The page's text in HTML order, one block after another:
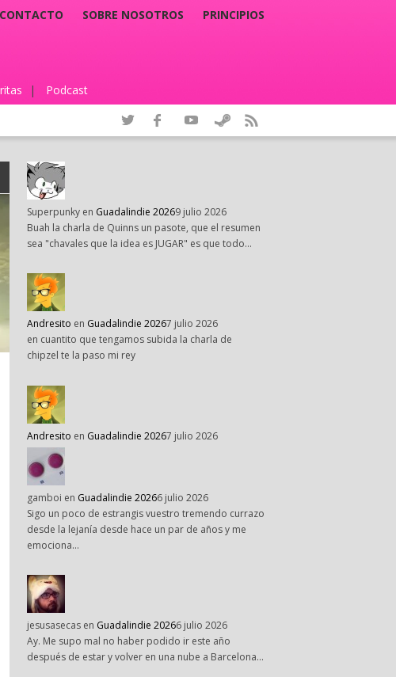
CONTACTO SOBRE NOSOTROS PRINCIPIOS
| Podcast
Superpunky en Guadalindie 20269 julio 2026
Buah la charla de Quinns un pasote, que el resumen
sea "chavales que la idea es JUGAR" es que todo…
Andresito en Guadalindie 20267 julio 2026
en cuantito que tengamos subida la charla de
chipzel te la paso mi rey
Andresito en Guadalindie 20267 julio 2026
gamboi en Guadalindie 20266 julio 2026
Sigo un poco de estrangis vuestro tremendo currazo
desde la lejanía desde hace un par de años y me
emociona…
jesusasecas en Guadalindie 20266 julio 2026
Ay. Me supo mal no haber podido ir este año
después de estar y volver en una nube a Barcelona…